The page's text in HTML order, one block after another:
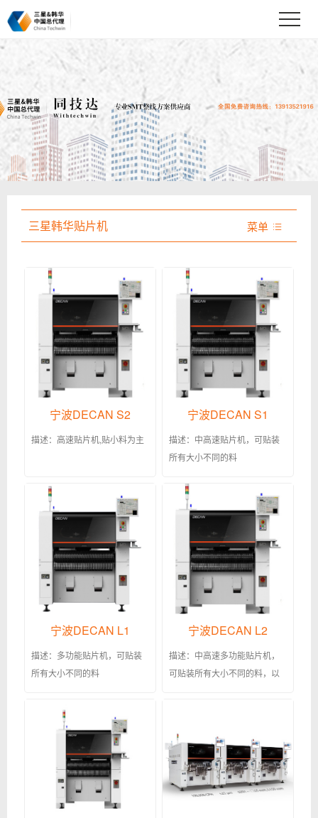
三星韩华贴片机 菜单 
宁波DECAN S2
描述：高速贴片机,贴小料为主
宁波DECAN S1
描述：中高速贴片机，可贴装
所有大小不同的料
宁波DECAN L1
描述：多功能贴片机，可贴装
所有大小不同的料
宁波DECAN L2
描述：中高速多功能贴片机，
可贴装所有大小不同的料，以